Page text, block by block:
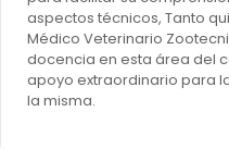
aspectos técnicos, Tanto
Médico Veterinario
docencia en esta área del
apoyo extraordinario para
la misma.